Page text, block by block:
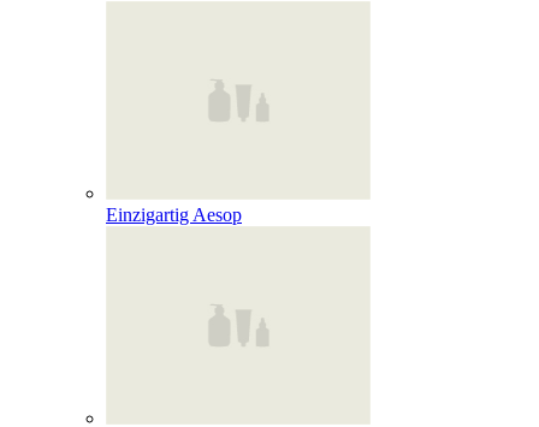
Einzigartig Aesop